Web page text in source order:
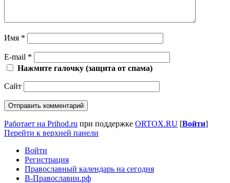
Имя *
E-mail *
Нажмите галочку (защита от спама)
Сайт
Работает на Prihod.ru при поддержке ORTOX.RU [Войти]
Перейти к верхней панели
Войти
Регистрация
Православный календарь на сегодня
В-Православии.рф